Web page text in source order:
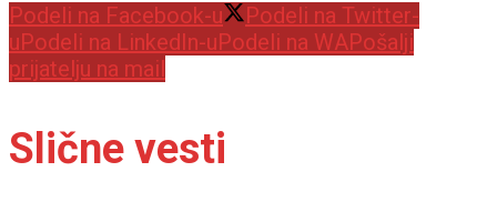
Podeli na Facebook-u
Podeli na Twitter-
uPodeli na LinkedIn-uPodeli na WAPošalji
prijatelju na mail
Slične vesti